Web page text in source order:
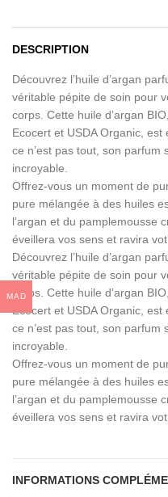
DESCRIPTION
Découvrez l’huile d’argan
véritable pépite de soin pour
corps. Cette huile d’argan
Ecocert et USDA Organic, est
ce n’est pas tout, son
incroyable.
Offrez-vous un moment de
pure mélangée à des huiles
l’argan et du pamplemousse
éveillera vos sens et ravira
Découvrez l’huile d’argan
véritable pépite de soin pour
corps. Cette huile d’argan
Ecocert et USDA Organic, est
ce n’est pas tout, son
incroyable.
Offrez-vous un moment de
pure mélangée à des huiles
l’argan et du pamplemousse
éveillera vos sens et ravira
INFORMATIONS
MAD